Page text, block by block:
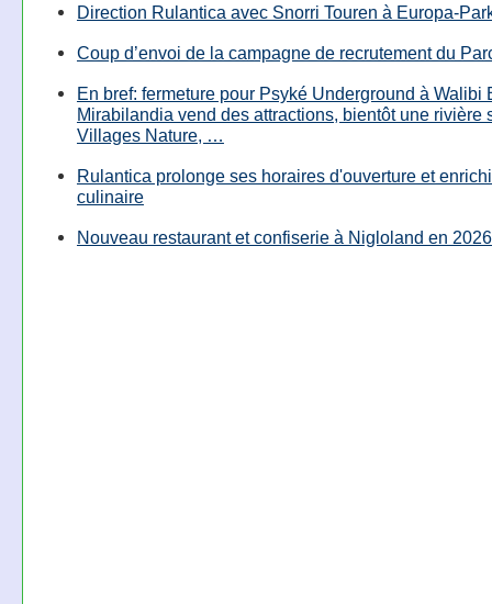
Direction Rulantica avec Snorri Touren à Europa-
Coup d’envoi de la campagne de recrutement du
En bref: fermeture pour Psyké Underground à Walibi
Mirabilandia vend des attractions, bientôt une rivière
Villages Nature, …
Rulantica prolonge ses horaires d'ouverture et
culinaire
Nouveau restaurant et confiserie à Nigloland en 2026